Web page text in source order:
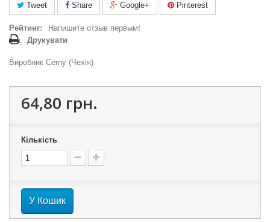
Tweet Share Google+ Pinterest
Рейтинг:
Напишите отзыв первым!
Друкувати
Виробник Cerny (Чехія)
64,80 грн.
Кількість
У Кошик